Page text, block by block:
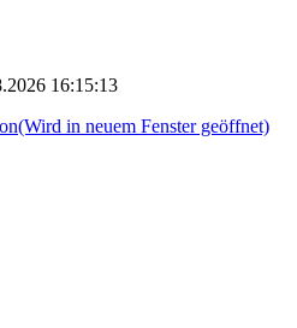
16:15:13
(Wird in neuem Fenster geöffnet)